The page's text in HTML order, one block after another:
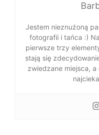
Jestem nieznużoną
fotografii i tańca :)
pierwsze trzy
stają się
zwiedzane miejsca,